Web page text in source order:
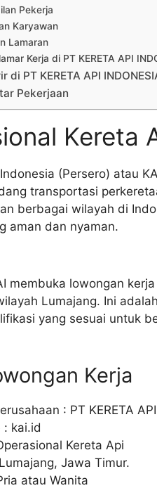
Pekerja
Karyawan
Lamaran
Kerja di PT KERETA API
di PT KERETA API
Pekerjaan
Kereta
(Persero) atau
transportasi
berbagai wilayah di
aman dan nyaman.
membuka lowongan
Lumajang. Ini
yang sesuai untuk
Kerja
: PT KERETA
: kai.id
Kereta Api
Jawa Timur.
atau Wanita